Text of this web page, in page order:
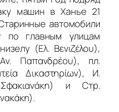
машин в Ханье 21
автомобили
по главным улицам
(Ελ. Βενιζέλου),
Παπανδρέου), пл.
Δικαστηρίων), И.
и Стр.